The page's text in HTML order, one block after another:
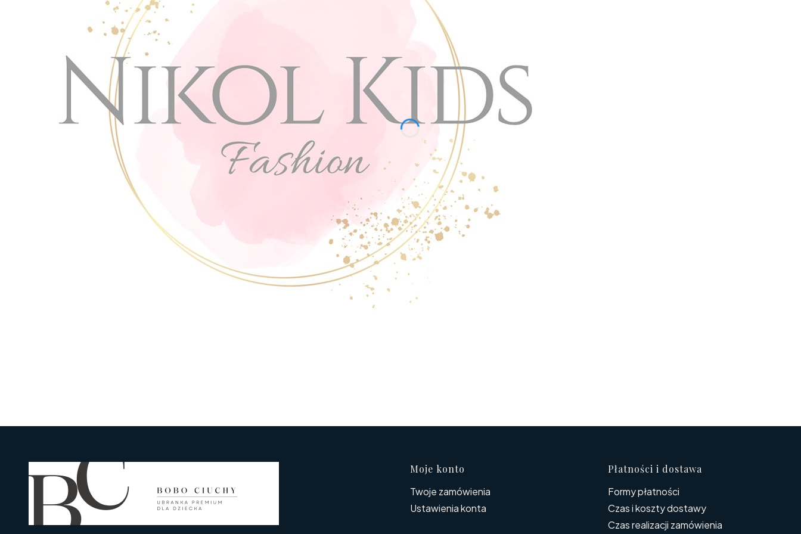
Linki w stopce
Moje konto
Twoje zamówienia
Ustawienia konta
Płatności i dostawa
Formy płatności
Czas i koszty dostawy
Czas realizacji zamówienia